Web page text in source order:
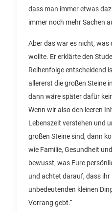
dass man immer etwas
immer noch mehr Sachen
Aber das war es nicht,
wollte. Er erklärte den
Reihenfolge entscheidend
allererst die großen Steine
dann wäre später dafür
Wenn wir also den leeren
Lebenszeit verstehen und
großen Steine sind, dann
wie Familie, Gesundheit
bewusst, was Eure
und achtet darauf, dass ihr
unbedeutenden kleinen
Vorrang gebt.“